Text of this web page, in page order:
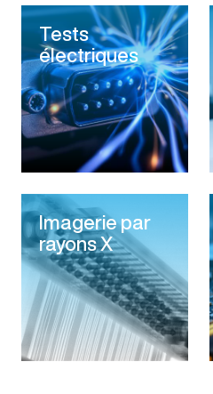
Tests
électriques
Imagerie par
rayons X